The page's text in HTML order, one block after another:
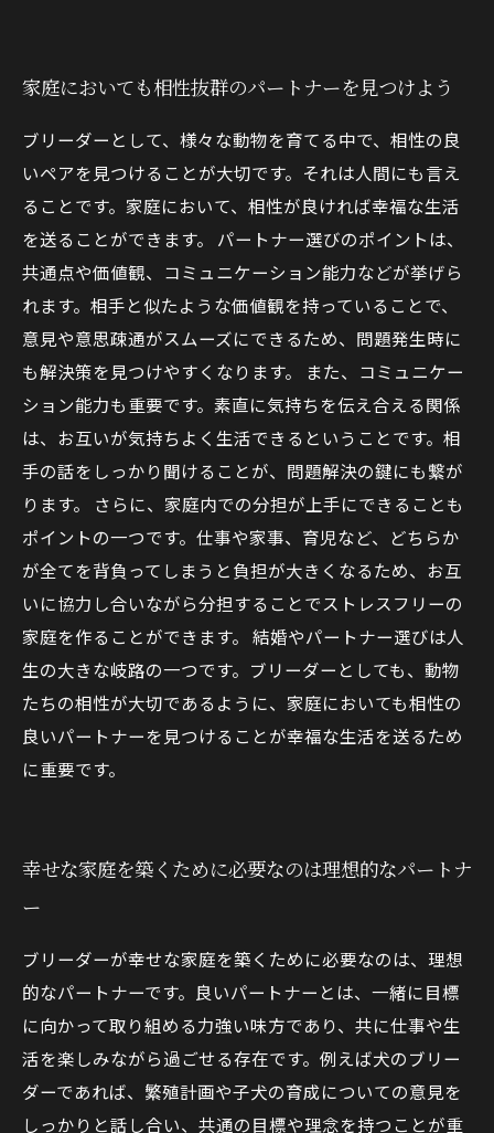
家庭においても相性抜群のパートナーを見つけよう
ブリーダーとして、様々な動物を育てる中で、相性の良
いペアを見つけることが大切です。それは人間にも言え
ることです。家庭において、相性が良ければ幸福な生活
を送ることができます。 パートナー選びのポイントは、
共通点や価値観、コミュニケーション能力などが挙げら
れます。相手と似たような価値観を持っていることで、
意見や意思疎通がスムーズにできるため、問題発生時に
も解決策を見つけやすくなります。 また、コミュニケー
ション能力も重要です。素直に気持ちを伝え合える関係
は、お互いが気持ちよく生活できるということです。相
手の話をしっかり聞けることが、問題解決の鍵にも繋が
ります。 さらに、家庭内での分担が上手にできることも
ポイントの一つです。仕事や家事、育児など、どちらか
が全てを背負ってしまうと負担が大きくなるため、お互
いに協力し合いながら分担することでストレスフリーの
家庭を作ることができます。 結婚やパートナー選びは人
生の大きな岐路の一つです。ブリーダーとしても、動物
たちの相性が大切であるように、家庭においても相性の
良いパートナーを見つけることが幸福な生活を送るため
に重要です。
幸せな家庭を築くために必要なのは理想的なパートナ
ー
ブリーダーが幸せな家庭を築くために必要なのは、理想
的なパートナーです。良いパートナーとは、一緒に目標
に向かって取り組める力強い味方であり、共に仕事や生
活を楽しみながら過ごせる存在です。例えば犬のブリー
ダーであれば、繁殖計画や子犬の育成についての意見を
しっかりと話し合い、共通の目標や理念を持つことが重